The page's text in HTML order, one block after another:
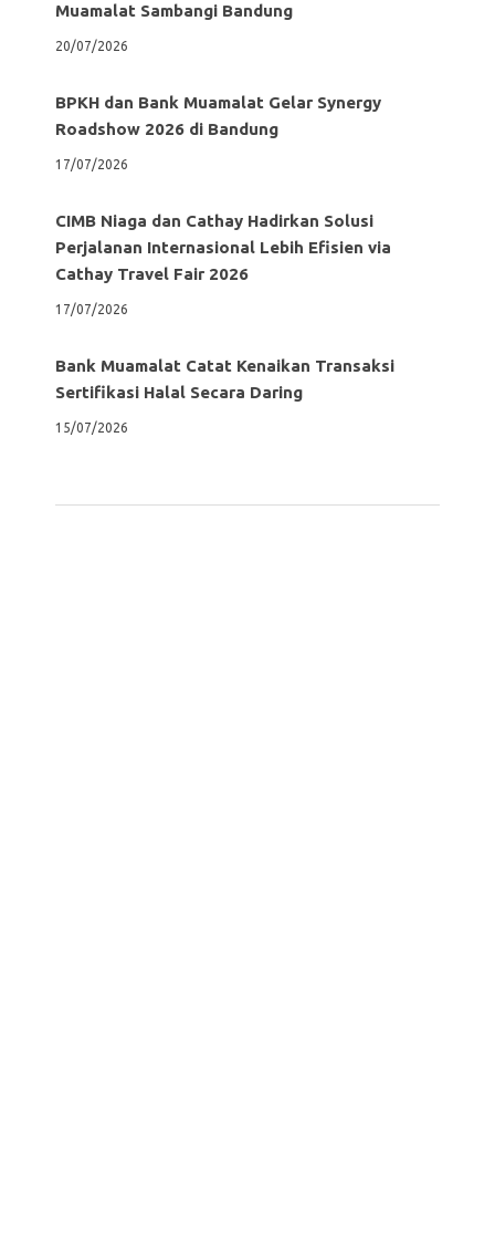
Muamalat Sambangi Bandung
20/07/2026
BPKH dan Bank Muamalat Gelar Synergy
Roadshow 2026 di Bandung
17/07/2026
CIMB Niaga dan Cathay Hadirkan Solusi
Perjalanan Internasional Lebih Efisien via
Cathay Travel Fair 2026
17/07/2026
Bank Muamalat Catat Kenaikan Transaksi
Sertifikasi Halal Secara Daring
15/07/2026